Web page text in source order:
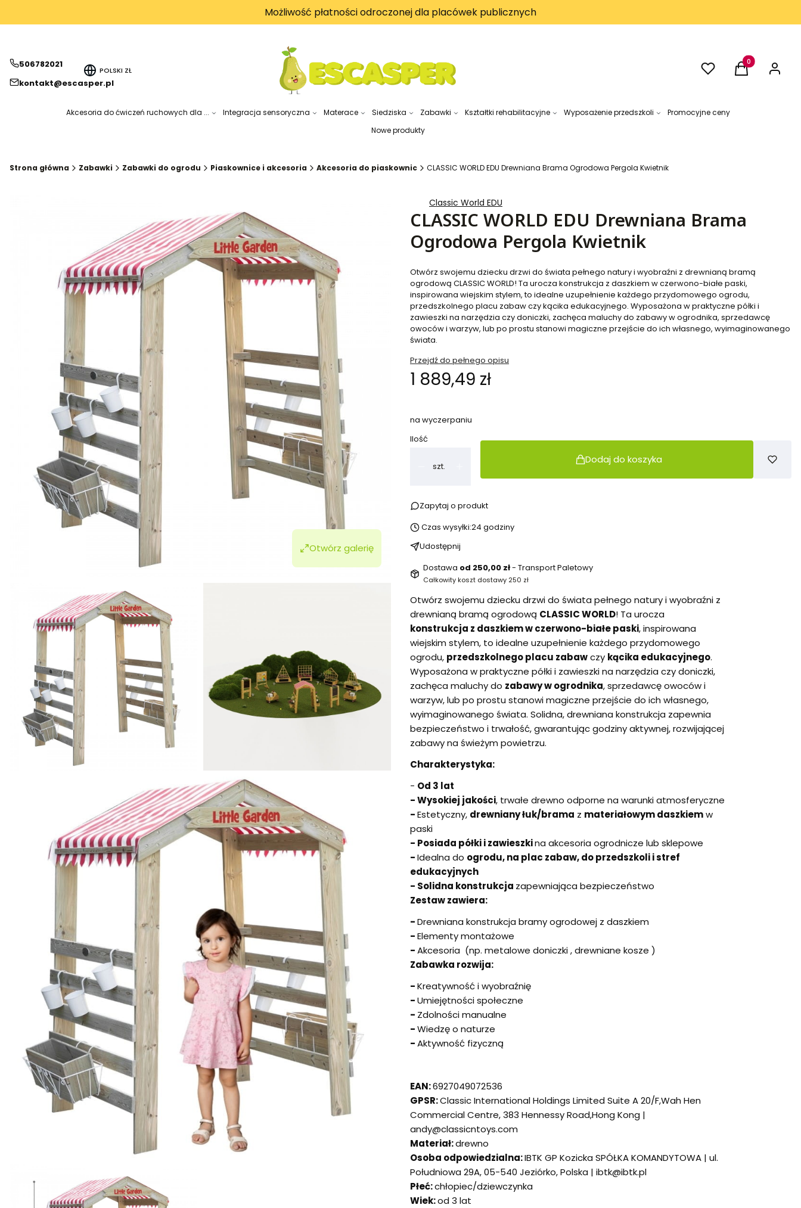
Możliwość płatności odroczonej dla placówek publicznych
506782021
kontakt@escasper.pl
POLSKI ZŁ UlubioneProdukty w
Koszyk Zaloguj
Akcesoria do ćwiczeń ruchowych dla ... Integracja sensoryczna Materace Siedziska Zabawki Kształtki rehabilitacyjne Wyposażenie przedszkoli
Promocyjne ceny
Nowe produkty
Strona główna Zabawki Zabawki do ogrodu Piaskownice i akcesoria Akcesoria do piaskownic CLASSIC WORLD EDU Drewniana Brama Ogrodowa Pergola Kwietnik
Otwórz galerię
Classic World EDU
CLASSIC WORLD EDU Drewniana Brama
Ogrodowa Pergola Kwietnik
Otwórz swojemu dziecku drzwi do świata pełnego natury i wyobraźni z drewnianą bramą
ogrodową CLASSIC WORLD! Ta urocza konstrukcja z daszkiem w czerwono-białe paski,
inspirowana wiejskim stylem, to idealne uzupełnienie każdego przydomowego ogrodu,
przedszkolnego placu zabaw czy kącika edukacyjnego. Wyposażona w praktyczne półki i
zawieszki na narzędzia czy doniczki, zachęca maluchy do zabawy w ogrodnika, sprzedawcę
owoców i warzyw, lub po prostu stanowi magiczne przejście do ich własnego, wyimaginowanego
świata.
Przejdź do pełnego opisu
Cena
1 889,49 zł
na wyczerpaniu
Ilość
szt.
Dodaj do koszyka
Zapytaj o produkt
Czas wysyłki:24 godziny
Udostępnij
Dostawa od 250,00 zł- Transport Paletowy
Całkowity koszt dostawy 250 zł
Otwórz swojemu dziecku drzwi do świata pełnego natury i wyobraźni z
drewnianą bramą ogrodową CLASSIC WORLD! Ta urocza
konstrukcja z daszkiem w czerwono-białe paski, inspirowana
wiejskim stylem, to idealne uzupełnienie każdego przydomowego
ogrodu, przedszkolnego placu zabawczy kącika edukacyjnego.
Wyposażona w praktyczne półki i zawieszki na narzędzia czy doniczki,
zachęca maluchy do zabawy w ogrodnika, sprzedawcę owoców i
warzyw, lub po prostu stanowi magiczne przejście do ich własnego,
wyimaginowanego świata. Solidna, drewniana konstrukcja zapewnia
bezpieczeństwo i trwałość, gwarantując godziny aktywnej, rozwijającej
zabawy na świeżym powietrzu.
Charakterystyka:
- Od 3 lat
-Wysokiej jakości, trwałe drewno odporne na warunki atmosferyczne
-Estetyczny, drewniany łuk/brama z materiałowym daszkiemw
paski
- Posiada półki i zawieszkina akcesoria ogrodnicze lub sklepowe
-Idealna do ogrodu, na plac zabaw, do przedszkoli i stref
edukacyjnych
- Solidna konstrukcja zapewniająca bezpieczeństwo
Zestaw zawiera:
-Drewniana konstrukcja bramy ogrodowej z daszkiem
-Elementy montażowe
-Akcesoria (np. metalowe doniczki , drewniane kosze )
Zabawka rozwija:
-Kreatywność i wyobraźnię
-Umiejętności społeczne
- Zdolności manualne
-Wiedzę o naturze
-Aktywność fizyczną
EAN:6927049072536
GPSR:Classic International Holdings Limited Suite A 20/F,Wah Hen
Commercial Centre, 383 Hennessy Road,Hong Kong |
andy@classicntoys.com
Materiał:drewno
Osoba odpowiedzialna:IBTK GP Kozicka SPÓŁKA KOMANDYTOWA | ul.
Południowa 29A, 05-540 Jeziórko, Polska | ibtk@ibtk.pl
Płeć:chłopiec/dziewczynka
Wiek:od 3 lat